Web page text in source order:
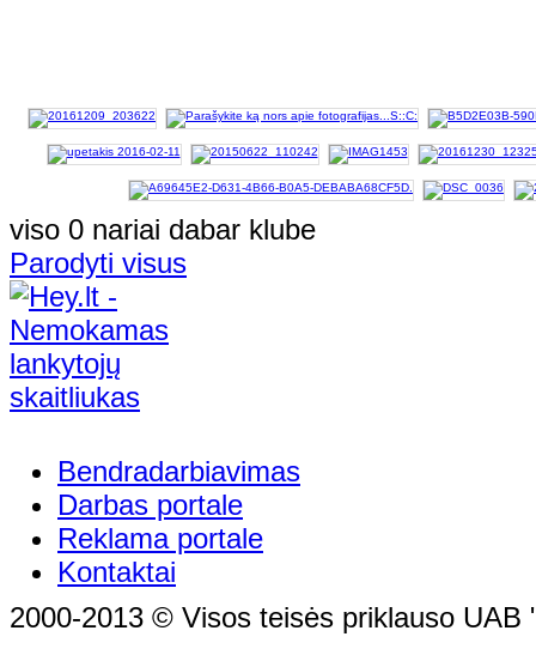
viso 0 nariai dabar klube
Parodyti visus
Bendradarbiavimas
Darbas portale
Reklama portale
Kontaktai
2000-2013 © Visos teisės priklauso UAB